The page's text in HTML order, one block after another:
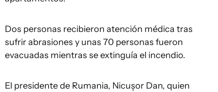
Dos personas recibieron atención médica tras
sufrir abrasiones y unas 70 personas fueron
evacuadas mientras se extinguía el incendio.
El presidente de Rumania, Nicușor Dan, quien